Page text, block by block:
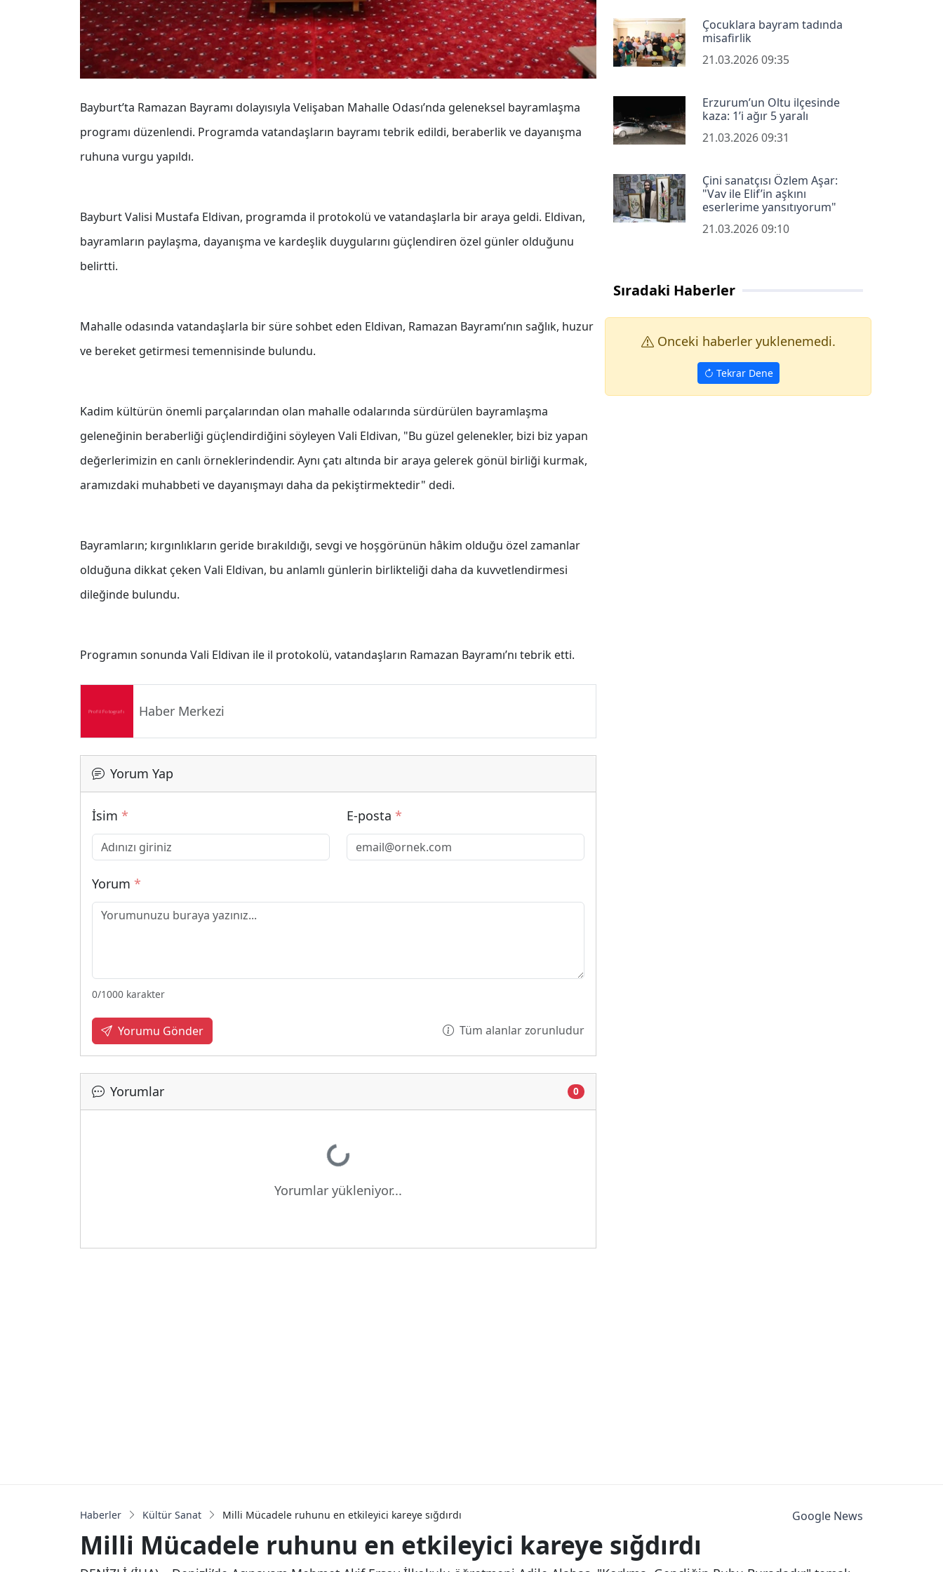
Bayburt’ta Ramazan Bayramı dolayısıyla Velişaban Mahalle Odası’nda geleneksel bayramlaşma
programı düzenlendi. Programda vatandaşların bayramı tebrik edildi, beraberlik ve dayanışma
ruhuna vurgu yapıldı.
Bayburt Valisi Mustafa Eldivan, programda il protokolü ve vatandaşlarla bir araya geldi. Eldivan,
bayramların paylaşma, dayanışma ve kardeşlik duygularını güçlendiren özel günler olduğunu
belirtti.
Mahalle odasında vatandaşlarla bir süre sohbet eden Eldivan, Ramazan Bayramı’nın sağlık, huzur
ve bereket getirmesi temennisinde bulundu.
Kadim kültürün önemli parçalarından olan mahalle odalarında sürdürülen bayramlaşma
geleneğinin beraberliği güçlendirdiğini söyleyen Vali Eldivan, "Bu güzel gelenekler, bizi biz yapan
değerlerimizin en canlı örneklerindendir. Aynı çatı altında bir araya gelerek gönül birliği kurmak,
aramızdaki muhabbeti ve dayanışmayı daha da pekiştirmektedir" dedi.
Bayramların; kırgınlıkların geride bırakıldığı, sevgi ve hoşgörünün hâkim olduğu özel zamanlar
olduğuna dikkat çeken Vali Eldivan, bu anlamlı günlerin birlikteliği daha da kuvvetlendirmesi
dileğinde bulundu.
Programın sonunda Vali Eldivan ile il protokolü, vatandaşların Ramazan Bayramı’nı tebrik etti.
Haber Merkezi
Yorum Yap
İsim * E-posta *
Yorum *
0/1000 karakter
Yorumu Gönder Tüm alanlar zorunludur
Yorumlar 0
Yükleniyor...
Yorumlar yükleniyor...
Çocuklara bayram tadında
misafirlik
21.03.2026 09:35
Erzurum’un Oltu ilçesinde
kaza: 1’i ağır 5 yaralı
21.03.2026 09:31
Çini sanatçısı Özlem Aşar:
"Vav ile Elif’in aşkını
eserlerime yansıtıyorum"
21.03.2026 09:10
Sıradaki Haberler
Onceki haberler yuklenemedi.
Tekrar Dene
Haberler Kültür Sanat Milli Mücadele ruhunu en etkileyici kareye sığdırdı Google News
Milli Mücadele ruhunu en etkileyici kareye sığdırdı